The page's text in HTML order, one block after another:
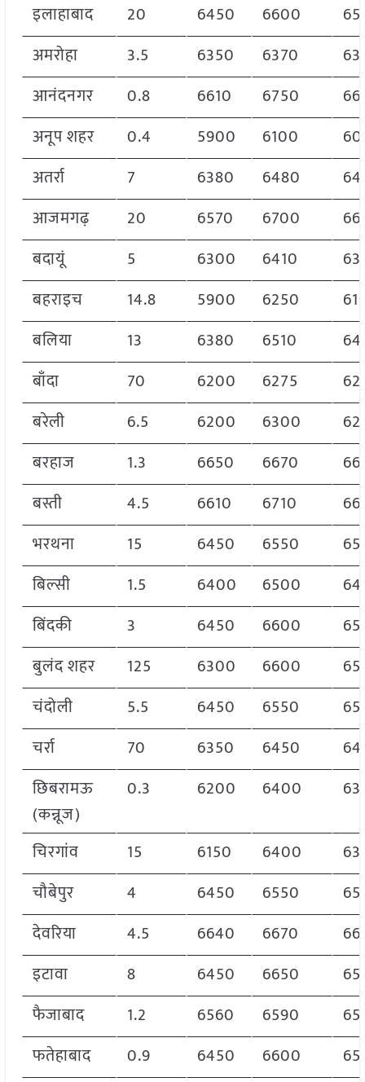
इलाहाबाद 20 6450 6600
अमरोहा
3.5 6350 6370
आनंदनगर
0.8 6610 6750
अनूप शहर
0.4 5900 6100
अतर्रा
7 6380 6480
आजमगढ़
20 6570 6700
बदायूं
5 6300 6410
बहराइच
14.8 5900 6250
बलिया
13 6380 6510
बाँदा
70 6200 6275
बरेली
6.5 6200 6300
बरहाज
1.3 6650 6670
बस्ती
4.5 6610 6710
भरथना
15 6450 6550
बिल्सी
1.5 6400 6500
बिंदकी
3 6450 6600
बुलंद शहर
125 6300 6600
चंदोली
5.5 6450 6550
चर्रा
70 6350 6450
छिबरामऊ
(कन्नूज)
0.3 6200 6400
चिरगांव 15 6150 6400
चौबेपुर
4 6450 6550
देवरिया
4.5 6640 6670
इटावा
8 6450 6650
फैजाबाद
1.2 6560 6590
फतेहाबाद
0.9 6450 6600